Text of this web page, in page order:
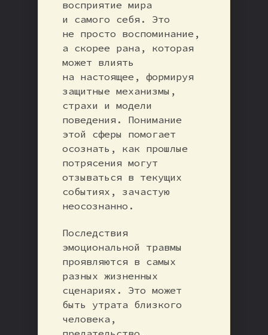
восприятие мира
и самого себя. Это
не просто воспоминание,
а скорее рана, которая
может влиять
на настоящее, формируя
защитные механизмы,
страхи и модели
поведения. Понимание
этой сферы помогает
осознать, как прошлые
потрясения могут
отзываться в текущих
событиях, зачастую
неосознанно.
Последствия
эмоциональной травмы
проявляются в самых
разных жизненных
сценариях. Это может
быть утрата близкого
человека,